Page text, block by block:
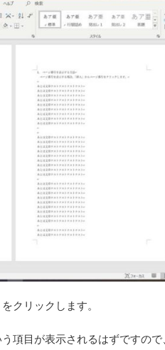
クリックします。
項目が表示されるはずですので